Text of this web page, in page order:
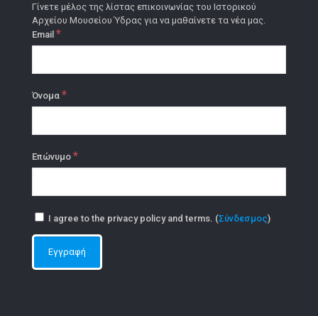
Γίνετε μέλος της λίστας επικοινωνίας του Ιστορικού
Αρχείου Μουσείου Ύδρας για να μαθαίνετε τα νέα μας.
Email *
Όνομα *
Επώνυμο *
I agree to the privacy policy and terms. (Σύνδεσμος)